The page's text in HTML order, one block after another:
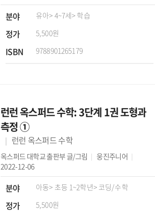
분야 유아> 4~7세> 학습
정가 5,500원
ISBN 9788901265179
런런 옥스퍼드 수학: 3단계 1권 도형과
측정 ①
런런 옥스퍼드 수학
옥스퍼드 대학교 출판부 글/그림
웅진주니어
2022-12-06
분야 아동> 초등 1~2학년> 코딩/수학
정가 5,500원